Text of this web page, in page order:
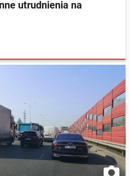
utrudnienia na